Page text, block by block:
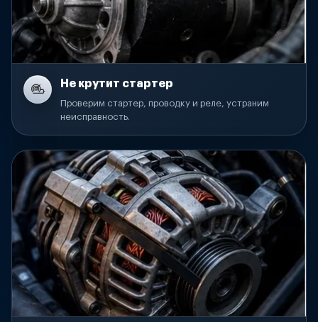
Не крутит стартер
Проверим стартер, проводку и реле, устраним
неисправность.